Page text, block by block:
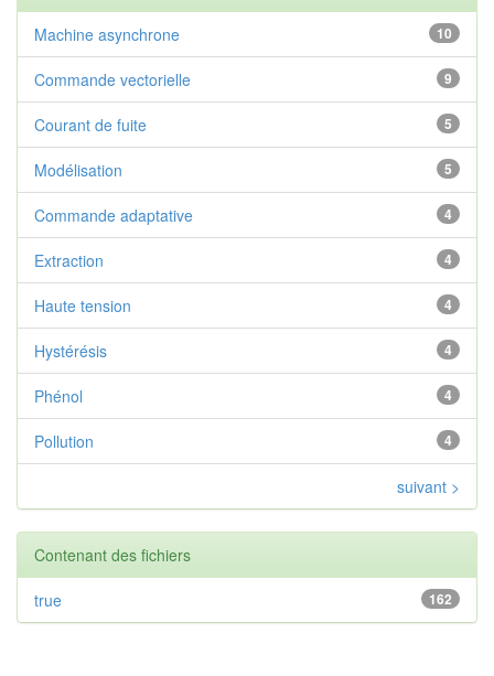
10
Machine asynchrone
9
Commande vectorielle
5
Courant de fuite
5
Modélisation
4
Commande adaptative
4
Extraction
4
Haute tension
4
Hystérésis
4
Phénol
4
Pollution
suivant >
Contenant des fichiers
162
true